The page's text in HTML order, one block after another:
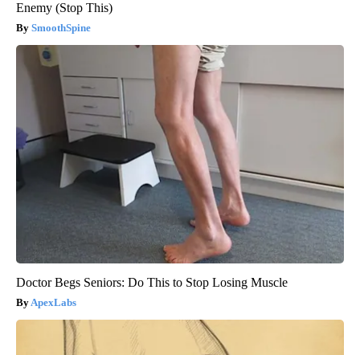
Enemy (Stop This)
SmoothSpine
Doctor Begs Seniors: Do This to Stop Losing Muscle
ApexLabs